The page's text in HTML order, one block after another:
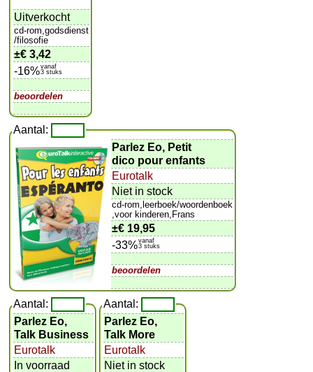
Uitverkocht
cd-rom,godsdienst
/filosofie
±€ 3,42
-16%vanaf
3 stuks
beoordelen
Aantal:
Parlez Eo, Petit
dico pour enfants
Eurotalk
Niet in stock
cd-rom,leerboek/woordenboek
,voor kinderen,Frans
±€ 19,95
-33%vanaf
3 stuks
beoordelen
Aantal:
Parlez Eo,
Talk Business
Eurotalk
In voorraad
Aantal:
Parlez Eo,
Talk More
Eurotalk
Niet in stock